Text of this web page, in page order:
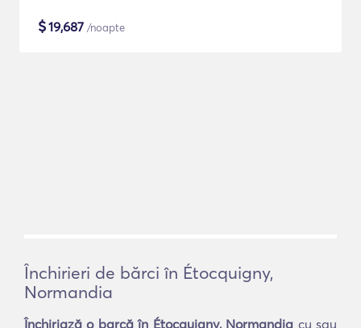
$19,687 /noapte
Închirieri de bărci în Étocquigny,
Normandia
Închiriază o barcă în Étocquigny, Normandia cu sau